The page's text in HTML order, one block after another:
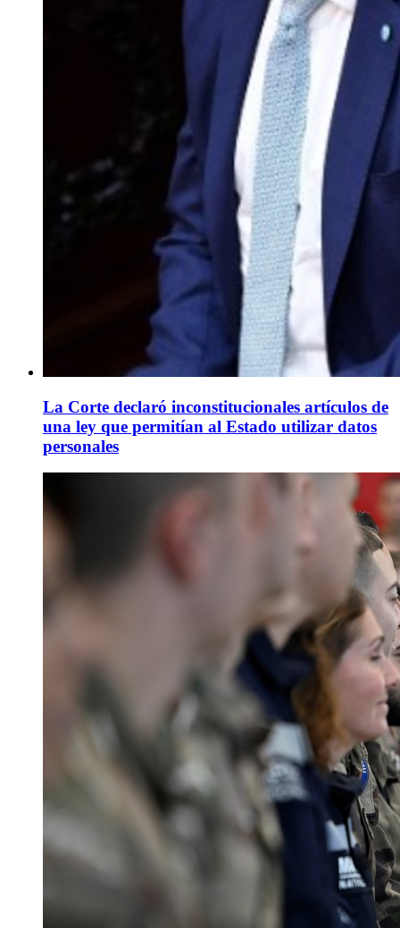
La Corte declaró inconstitucionales artículos de
una ley que permitían al Estado utilizar datos
personales